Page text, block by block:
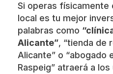
Si operas físicamente
local es tu mejor
palabras como
Alicante”, “tienda de
Alicante” o “abogado
Raspeig” atraerá a